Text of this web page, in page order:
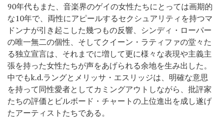
90年代もまた、音楽界のゲイの女性たちにとっては画期的
な10年で、両性にアピールするセクシュアリティを持つマ
ドンナが引き起こした幾つもの反響、シンディ・ローパー
の唯一無二の個性、そしてクイーン・ラティファの堂々た
る独立宣言は、それまでに増して更に様々な表現や主義主
張を持った女性たちが声をあげられる余地を生み出した。
中でもk.d.ラングとメリッサ・エスリッジは、明確な意思
を持って同性愛者としてカミングアウトしながら、批評家
たちの評価とビルボード・チャートの上位進出を成し遂げ
たアーティストたちである。